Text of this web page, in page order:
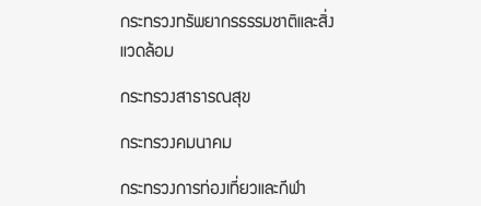
กระทรวงทรัพยากรธรรมชาติและสิ่ง
แวดล้อม
กระทรวงสาธารณสุข
กระทรวงคมนาคม
กระทรวงการท่องเที่ยวและกีฬา